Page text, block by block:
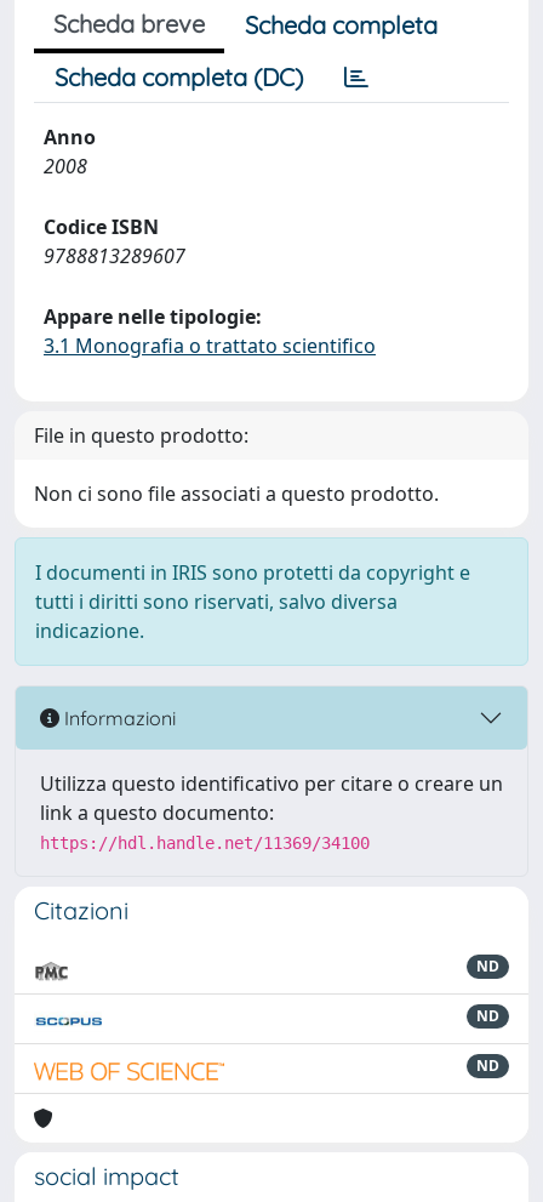
Scheda breve
Scheda completa
Scheda completa (DC)
Anno
2008
Codice ISBN
9788813289607
Appare nelle tipologie:
3.1 Monografia o trattato scientifico
File in questo prodotto:
Non ci sono file associati a questo prodotto.
I documenti in IRIS sono protetti da copyright e
tutti i diritti sono riservati, salvo diversa
indicazione.
Informazioni
Utilizza questo identificativo per citare o creare un
link a questo documento:
https://hdl.handle.net/11369/34100
Citazioni
ND
ND
ND
social impact